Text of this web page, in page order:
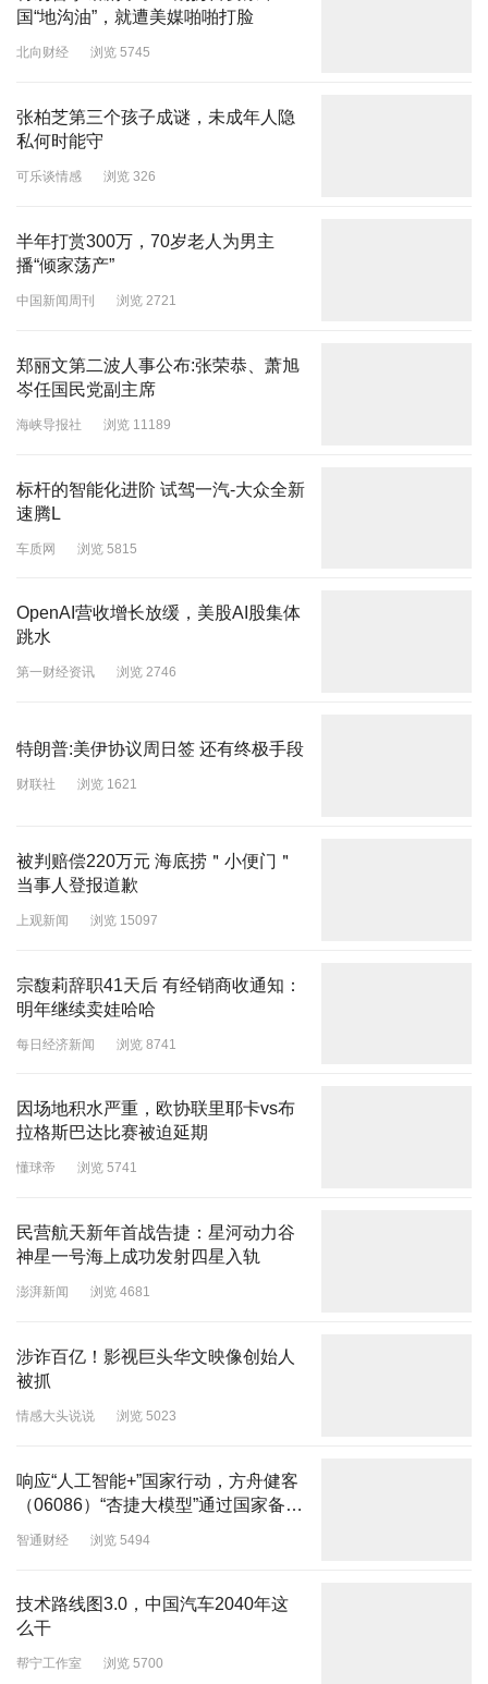
国“地沟油”，就遭美媒啪啪打脸
北向财经 浏览 5745
张柏芝第三个孩子成谜，未成年人隐
私何时能守
可乐谈情感 浏览 326
半年打赏300万，70岁老人为男主
播“倾家荡产”
中国新闻周刊 浏览 2721
郑丽文第二波人事公布:张荣恭、萧旭
岑任国民党副主席
海峡导报社 浏览 11189
标杆的智能化进阶 试驾一汽-大众全新
速腾L
车质网 浏览 5815
OpenAI营收增长放缓，美股AI股集体
跳水
第一财经资讯 浏览 2746
特朗普:美伊协议周日签 还有终极手段
财联社 浏览 1621
被判赔偿220万元 海底捞＂小便门＂
当事人登报道歉
上观新闻 浏览 15097
宗馥莉辞职41天后 有经销商收通知：
明年继续卖娃哈哈
每日经济新闻 浏览 8741
因场地积水严重，欧协联里耶卡vs布
拉格斯巴达比赛被迫延期
懂球帝 浏览 5741
民营航天新年首战告捷：星河动力谷
神星一号海上成功发射四星入轨
澎湃新闻 浏览 4681
涉诈百亿！影视巨头华文映像创始人
被抓
情感大头说说 浏览 5023
响应“人工智能+”国家行动，方舟健客
（06086）“杏捷大模型”通过国家备
智通财经 浏览 5494
技术路线图3.0，中国汽车2040年这
么干
帮宁工作室 浏览 5700